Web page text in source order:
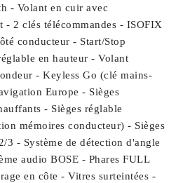
- Volant en cuir avec
- 2 clés télécommandes - ISOFIX
conducteur - Start/Stop
en hauteur - Volant
- Keyless Go (clé mains-
Europe - Sièges
- Sièges réglable
mémoires conducteur) - Sièges
3 - Système de détection d'angle
audio BOSE - Phares FULL
en côte - Vitres surteintées -